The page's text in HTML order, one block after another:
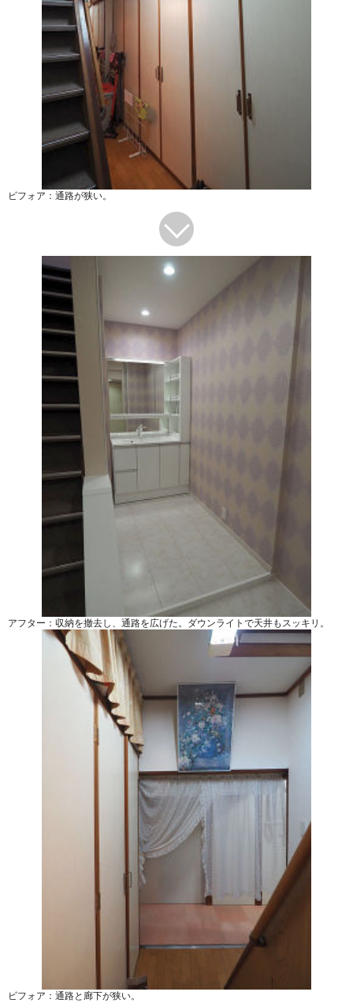
ビフォア：通路が狭い。
アフター：収納を撤去し、通路を広げた。ダウンライトで天井もスッキリ。
ビフォア：通路と廊下が狭い。